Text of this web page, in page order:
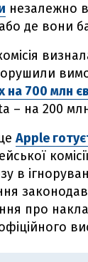
незалежно
де вони
на 700 млн
– на 200
Apple
в
про